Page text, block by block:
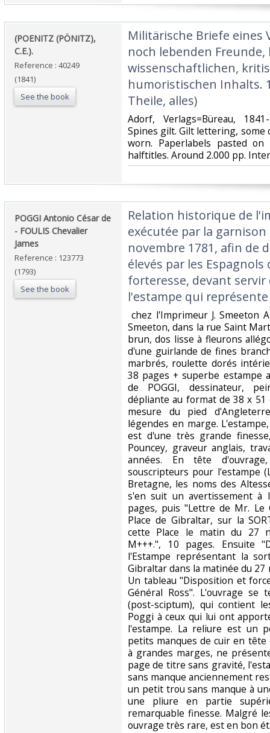
‎(POENITZ (PÖNITZ),
C.E.).‎
Reference : 40249
(1841)
See the book
‎Militärische Briefe eines
noch lebenden
wissenschaftlichen,
humoristischen Inhalts.
Theile, alles)‎
‎Adorf, Verlags=Büreau,
Spines gilt. Gilt lettering, some
worn. Paperlabels pasted
halftitles. Around 2.000 pp.
‎POGGI Antonio César de
- FOULIS Chevalier
James‎
Reference : 123773
(1793)
See the book
‎Relation historique de
exécutée par la
novembre 1781, afin de
élevés par les
forteresse, devant servir
l'estampe qui
chez l'Imprimeur J. Smeeton
Smeeton, dans la rue Saint
brun, dos lisse à fleurons
d'une guirlande de fines
marbrés, roulette dorés
38 pages + superbe estampe
de POGGI, dessinateur,
dépliante au format de 38 x
mesure du pied
légendes en marge.
est d'une très grande
Pouncey, graveur anglais,
années. En tête
souscripteurs pour l'estampe
Bretagne, les noms des
s'en suit un avertissement
pages, puis "Lettre de Mr. Le
Place de Gibraltar, sur la
cette Place le matin du 27
M+++.", 10 pages. Ensuite
l'Estampe représentant la
Gibraltar dans la matinée du
Un tableau "Disposition et
Général Ross". L'ouvrage se
(post-sciptum), qui contient
Poggi à ceux qui lui ont
l'estampe. La reliure est un
petits manques de cuir en
à grandes marges, ne
page de titre sans gravité,
sans manque anciennement
un petit trou sans manque à
une pliure en partie
remarquable finesse. Malgré
ouvrage très rare, est en bon